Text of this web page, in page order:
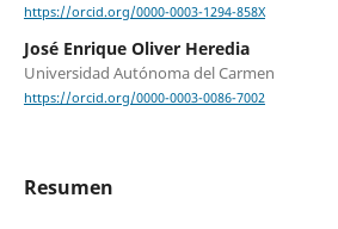
https://orcid.org/0000-0003-1294-858X
José Enrique Oliver Heredia
Universidad Autónoma del Carmen
https://orcid.org/0000-0003-0086-7002
Resumen